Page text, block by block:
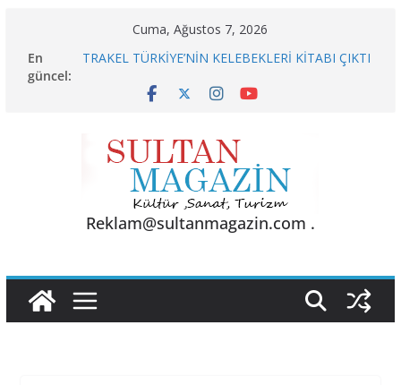
content
Cuma, Ağustos 7, 2026
En
güncel:
TRAKEL TÜRKİYE’NİN KELEBEKLERİ KİTABI ÇIKTI
YÖNETİLMEYİ HAK EDİYOR”
24 TEMMUZ’DA BGC’DEN MESLEK YASASI
VURGUSU
Reklam@sultanmagazin.com .